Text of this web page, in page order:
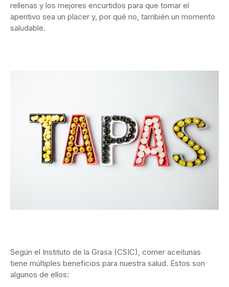
rellenas y los mejores encurtidos para que tomar el
aperitivo sea un placer y, por qué no, también un momento
saludable.
Según el Instituto de la Grasa (CSIC), comer aceitunas
tiene múltiples beneficios para nuestra salud. Estos son
algunos de ellos: